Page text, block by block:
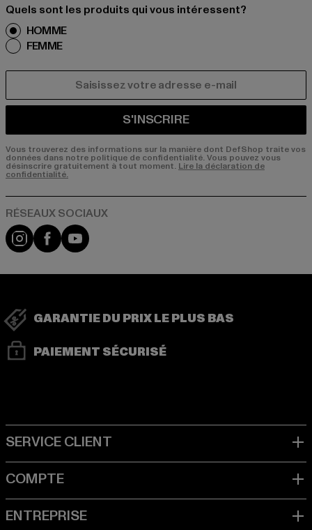
Quels sont les produits qui vous intéressent?
HOMME
FEMME
S'INSCRIRE
Vous trouverez des informations sur la manière dont DefShop traite vos
données dans notre politique de confidentialité. Vous pouvez vous
désinscrire gratuitement à tout moment. Lire la déclaration de
confidentialité.
Visit our Instagram page:
Visit our Facebook page:
Visit our YouTube channel:
GARANTIE DU PRIX LE PLUS BAS
PAIEMENT SÉCURISÉ